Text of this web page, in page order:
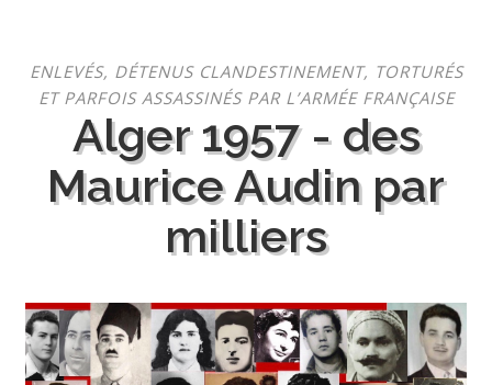
contenu
ENLEVÉS, DÉTENUS CLANDESTINEMENT, TORTURÉS
ET PARFOIS ASSASSINÉS PAR L’ARMÉE FRANÇAISE
Alger 1957 - des
Maurice Audin par
milliers